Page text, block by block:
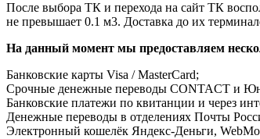
После выбора ТК и перехода на сайт ТК
не превышает 0.1 м3. Доставка до их
На данный момент мы предоставляем
Банковские карты Visa / MasterCard;
Срочные денежные переводы СONTACT и
Банковские платежи по квитанции и через
Денежные переводы в отделениях Почты
Электронный кошелёк Яндекс-Деньги,